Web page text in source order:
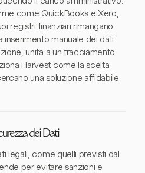
come QuickBooks e Xero,
registri finanziari rimangano
inserimento manuale dei dati.
unita a un tracciamento
Harvest come la scelta
una soluzione affidabile
dei Dati
legali, come quelli previsti dal
per evitare sanzioni e